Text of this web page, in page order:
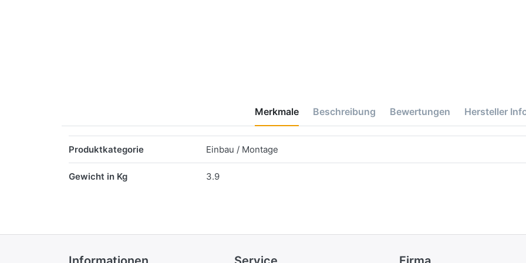
Merkmale Beschreibung Bewertungen Hersteller
Produktkategorie Einbau / Montage
Gewicht in Kg 3.9